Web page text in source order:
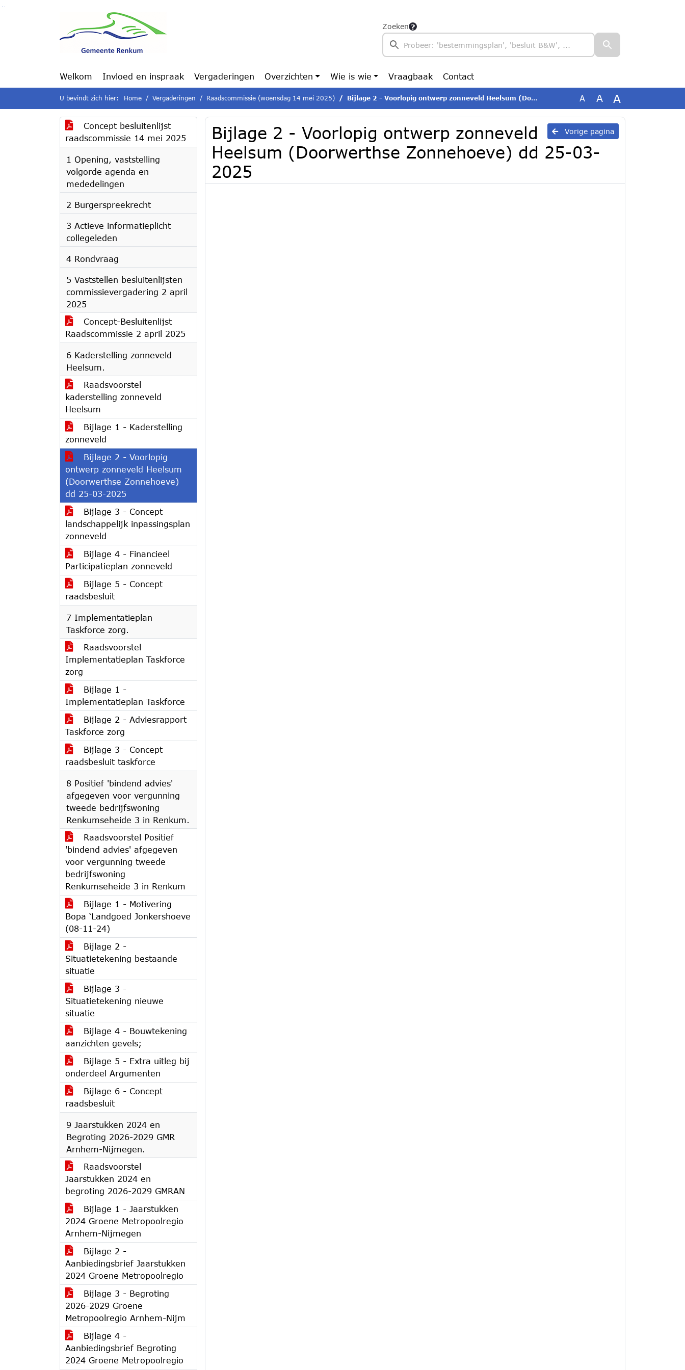
Ga naar de inhoud van deze pagina
Zoeken
Welkom Invloed en inspraak Vergaderingen Overzichten Wie is wie Vraagbaak Contact
U bevindt zich hier: Home Vergaderingen Raadscommissie (woensdag 14 mei 2025) Bijlage 2 - Voorlopig ontwerp zonneveld Heelsum (Doorwerthse Zonnehoeve) dd 25-03-2025 A A A
Concept besluitenlijst
raadscommissie 14 mei 2025
1 Opening, vaststelling
volgorde agenda en
mededelingen
2 Burgerspreekrecht
3 Actieve informatieplicht
collegeleden
4 Rondvraag
5 Vaststellen besluitenlijsten
commissievergadering 2 april
2025
Concept-Besluitenlijst
Raadscommissie 2 april 2025
6 Kaderstelling zonneveld
Heelsum.
Raadsvoorstel
kaderstelling zonneveld
Heelsum
Bijlage 1 - Kaderstelling
zonneveld
Bijlage 2 - Voorlopig
ontwerp zonneveld Heelsum
(Doorwerthse Zonnehoeve)
dd 25-03-2025
Bijlage 3 - Concept
landschappelijk inpassingsplan
zonneveld
Bijlage 4 - Financieel
Participatieplan zonneveld
Bijlage 5 - Concept
raadsbesluit
7 Implementatieplan
Taskforce zorg.
Raadsvoorstel
Implementatieplan Taskforce
zorg
Bijlage 1 -
Implementatieplan Taskforce
Bijlage 2 - Adviesrapport
Taskforce zorg
Bijlage 3 - Concept
raadsbesluit taskforce
8 Positief 'bindend advies'
afgegeven voor vergunning
tweede bedrijfswoning
Renkumseheide 3 in Renkum.
Raadsvoorstel Positief
'bindend advies' afgegeven
voor vergunning tweede
bedrijfswoning
Renkumseheide 3 in Renkum
Bijlage 1 - Motivering
Bopa ‘Landgoed Jonkershoeve
(08-11-24)
Bijlage 2 -
Situatietekening bestaande
situatie
Bijlage 3 -
Situatietekening nieuwe
situatie
Bijlage 4 - Bouwtekening
aanzichten gevels;
Bijlage 5 - Extra uitleg bij
onderdeel Argumenten
Bijlage 6 - Concept
raadsbesluit
9 Jaarstukken 2024 en
Begroting 2026-2029 GMR
Arnhem-Nijmegen.
Raadsvoorstel
Jaarstukken 2024 en
begroting 2026-2029 GMRAN
Bijlage 1 - Jaarstukken
2024 Groene Metropoolregio
Arnhem-Nijmegen
Bijlage 2 -
Aanbiedingsbrief Jaarstukken
2024 Groene Metropoolregio
Bijlage 3 - Begroting
2026-2029 Groene
Metropoolregio Arnhem-Nijm
Bijlage 4 -
Aanbiedingsbrief Begroting
2024 Groene Metropoolregio
Vorige pagina
Bijlage 2 - Voorlopig ontwerp zonneveld
Heelsum (Doorwerthse Zonnehoeve) dd 25-03-
2025